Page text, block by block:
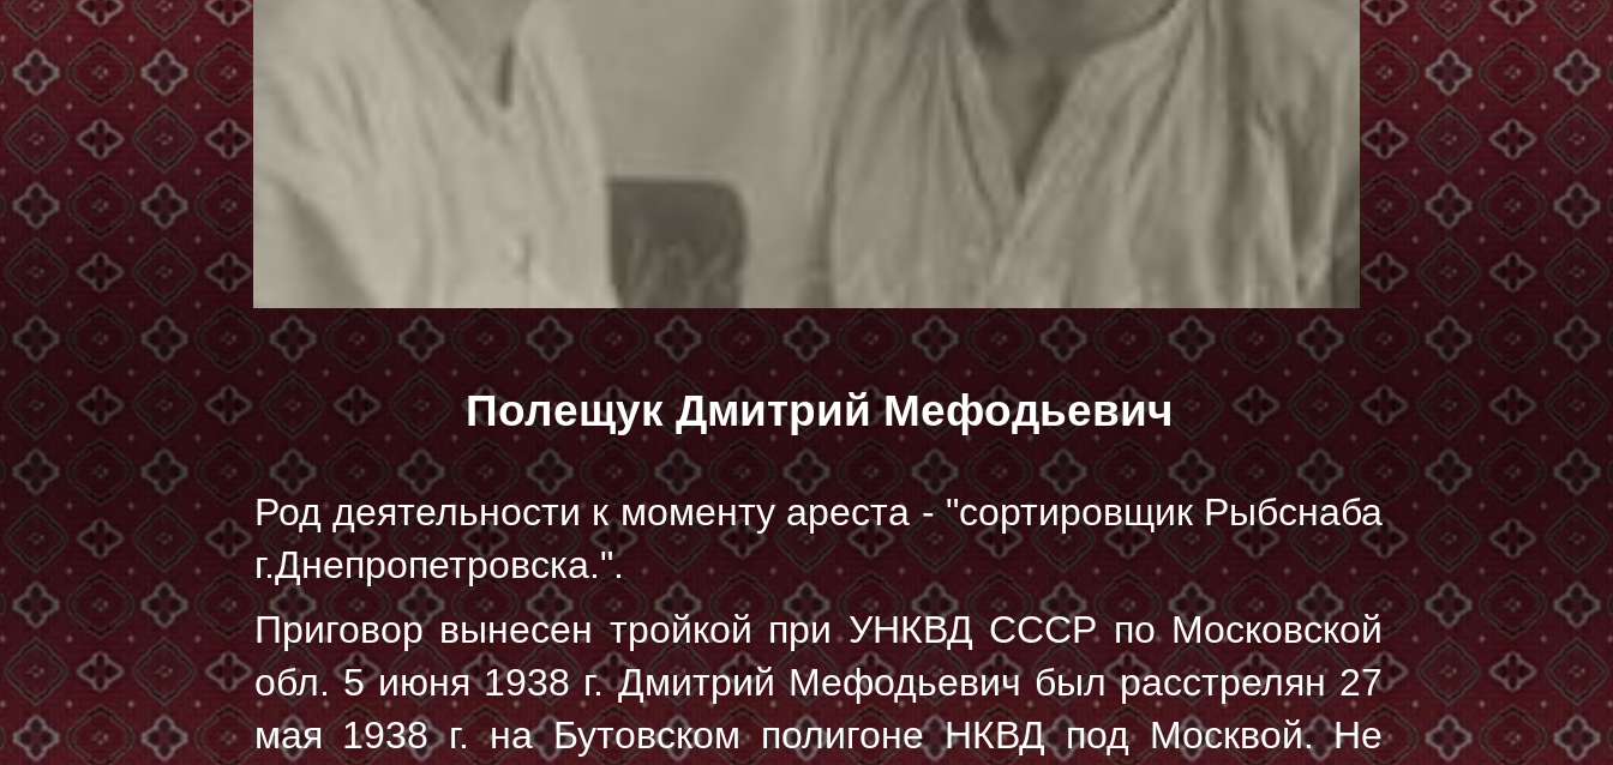
Полещук Дмитрий Мефодьевич
Род деятельности к моменту ареста - "сортировщик Рыбснаба
г.Днепропетровска.".
Приговор вынесен тройкой при УНКВД СССР по Московской
обл. 5 июня 1938 г. Дмитрий Мефодьевич был расстрелян27
мая 1938 г.на Бутовском полигоне НКВД под Москвой. Не